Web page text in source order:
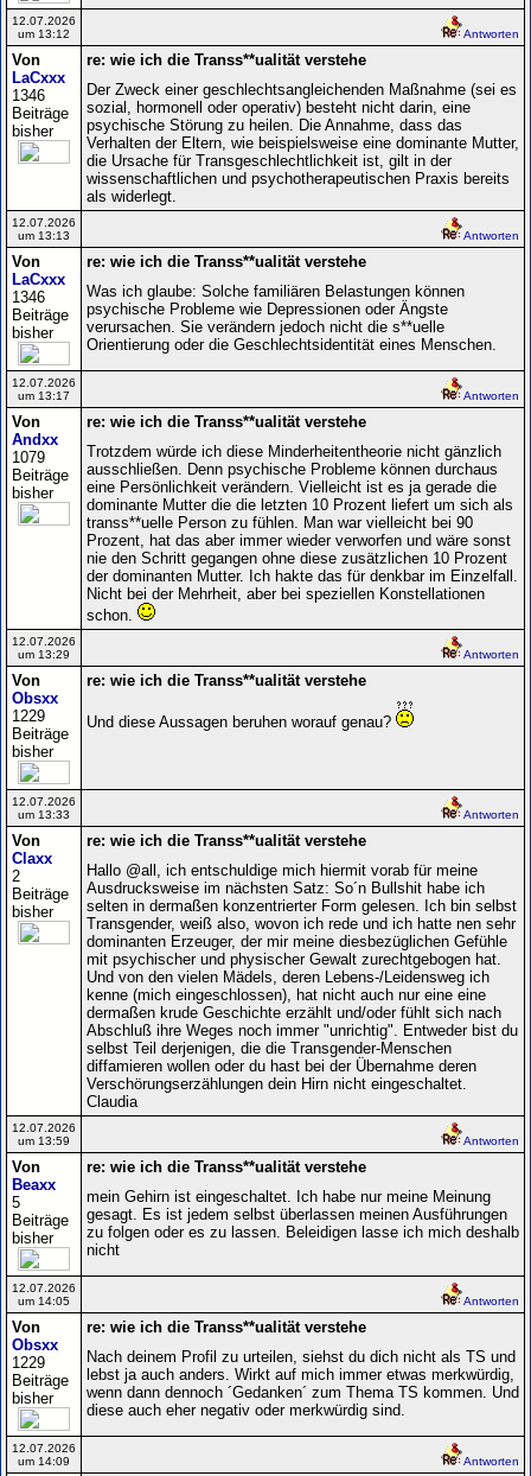
12.07.2026
um 13:12
Antworten
Von
LaCxxx
1346
Beiträge
bisher
re: wie ich die Transs**ualität verstehe
Der Zweck einer geschlechtsangleichenden Maßnahme (sei es
sozial, hormonell oder operativ) besteht nicht darin, eine
psychische Störung zu heilen. Die Annahme, dass das
Verhalten der Eltern, wie beispielsweise eine dominante Mutter,
die Ursache für Transgeschlechtlichkeit ist, gilt in der
wissenschaftlichen und psychotherapeutischen Praxis bereits
als widerlegt.
12.07.2026
um 13:13
Antworten
Von
LaCxxx
1346
Beiträge
bisher
re: wie ich die Transs**ualität verstehe
Was ich glaube: Solche familiären Belastungen können
psychische Probleme wie Depressionen oder Ängste
verursachen. Sie verändern jedoch nicht die s**uelle
Orientierung oder die Geschlechtsidentität eines Menschen.
12.07.2026
um 13:17
Antworten
Von
Andxx
1079
Beiträge
bisher
re: wie ich die Transs**ualität verstehe
Trotzdem würde ich diese Minderheitentheorie nicht gänzlich
ausschließen. Denn psychische Probleme können durchaus
eine Persönlichkeit verändern. Vielleicht ist es ja gerade die
dominante Mutter die die letzten 10 Prozent liefert um sich als
transs**uelle Person zu fühlen. Man war vielleicht bei 90
Prozent, hat das aber immer wieder verworfen und wäre sonst
nie den Schritt gegangen ohne diese zusätzlichen 10 Prozent
der dominanten Mutter. Ich hakte das für denkbar im Einzelfall.
Nicht bei der Mehrheit, aber bei speziellen Konstellationen
schon.
12.07.2026
um 13:29
Antworten
Von
Obsxx
1229
Beiträge
bisher
re: wie ich die Transs**ualität verstehe
Und diese Aussagen beruhen worauf genau?
12.07.2026
um 13:33
Antworten
Von
Claxx
2
Beiträge
bisher
re: wie ich die Transs**ualität verstehe
Hallo @all, ich entschuldige mich hiermit vorab für meine
Ausdrucksweise im nächsten Satz: So´n Bullshit habe ich
selten in dermaßen konzentrierter Form gelesen. Ich bin selbst
Transgender, weiß also, wovon ich rede und ich hatte nen sehr
dominanten Erzeuger, der mir meine diesbezüglichen Gefühle
mit psychischer und physischer Gewalt zurechtgebogen hat.
Und von den vielen Mädels, deren Lebens-/Leidensweg ich
kenne (mich eingeschlossen), hat nicht auch nur eine eine
dermaßen krude Geschichte erzählt und/oder fühlt sich nach
Abschluß ihre Weges noch immer "unrichtig". Entweder bist du
selbst Teil derjenigen, die die Transgender-Menschen
diffamieren wollen oder du hast bei der Übernahme deren
Verschörungserzählungen dein Hirn nicht eingeschaltet.
Claudia
12.07.2026
um 13:59
Antworten
Von
Beaxx
5
Beiträge
bisher
re: wie ich die Transs**ualität verstehe
mein Gehirn ist eingeschaltet. Ich habe nur meine Meinung
gesagt. Es ist jedem selbst überlassen meinen Ausführungen
zu folgen oder es zu lassen. Beleidigen lasse ich mich deshalb
nicht
12.07.2026
um 14:05
Antworten
Von
Obsxx
1229
Beiträge
bisher
re: wie ich die Transs**ualität verstehe
Nach deinem Profil zu urteilen, siehst du dich nicht als TS und
lebst ja auch anders. Wirkt auf mich immer etwas merkwürdig,
wenn dann dennoch ´Gedanken´ zum Thema TS kommen. Und
diese auch eher negativ oder merkwürdig sind.
12.07.2026
um 14:09
Antworten